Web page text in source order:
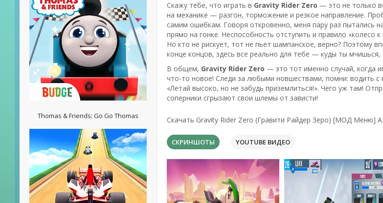
Thomas & Friends: Go Go Thomas
Скажу тебе, что играть в Gravity Rider Zero — это не только
на механике — разгон, торможение и резкое направление.
самим ошибкам. Говоря откровенно, меня пару раз пытались
прямо на гонке. Неспособность отступить и правило
Но кто не рискует, тот не пьет шампанское, верно? Поэтому
конце концов, здесь все реально для тебе — куды ты мчишься,
В общем, Gravity Rider Zero — это тот именно случай, когда
что-то новое! Следи за любыми новшествами, помни: водить
«Летай высоко, но не забудь приземлиться!». Чего уж там!
соперники сгрызают свои шлемы от зависти!
Скачать Gravity Rider Zero (Гравити Райдер Зеро) [МОД Меню]
СКРИНШОТЫ YOUTUBE ВИДЕО